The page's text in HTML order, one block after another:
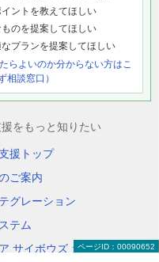
ントを教えてほしい
のを提案してほしい
プランを提案してほしい
らよいのか分からない方はこ
相談窓口）
をもっと知りたい
援トップ
ご案内
グレーション
テム
サイボウズ ガルーンページID：00090652